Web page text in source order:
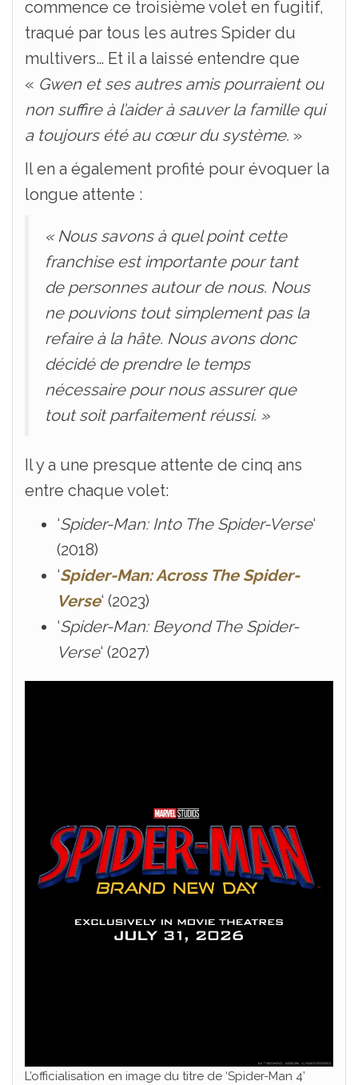
commence ce troisième volet en fugitif,
traqué par tous les autres Spider du
multivers… Et il a laissé entendre que
« Gwen et ses autres amis pourraient ou
non suffire à l’aider à sauver la famille qui
a toujours été au cœur du système. »
Il en a également profité pour évoquer la
longue attente :
« Nous savons à quel point cette
franchise est importante pour tant
de personnes autour de nous. Nous
ne pouvions tout simplement pas la
refaire à la hâte. Nous avons donc
décidé de prendre le temps
nécessaire pour nous assurer que
tout soit parfaitement réussi. »
Il y a une presque attente de cinq ans
entre chaque volet:
‘Spider-Man: Into The Spider-Verse‘
(2018)
‘Spider-Man: Across The Spider-
Verse‘ (2023)
‘Spider-Man: Beyond The Spider-
Verse‘ (2027)
L’officialisation en image du titre de ‘Spider-Man 4’